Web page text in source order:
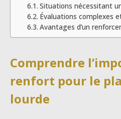
Situations nécessitant
Évaluations complexes
Avantages d’un
Comprendre
renfort pour le
lourde